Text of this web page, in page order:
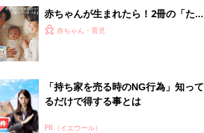
赤ちゃんが生まれたら！2冊の「たま
ひよ」
赤ちゃん・育児
「持ち家を売る時のNG行為」知って
るだけで得する事とは
PR（イエウール）